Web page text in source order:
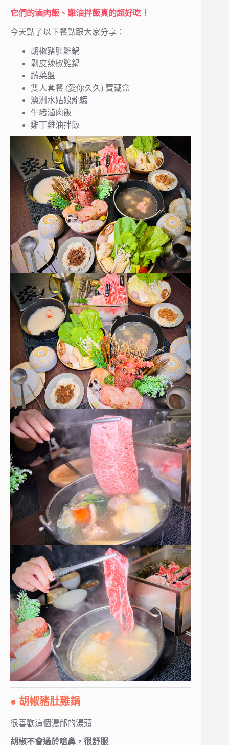
它們的滷肉飯、雞油拌飯真的超好吃！
今天點了以下餐點跟大家分享：
胡椒豬肚雞鍋
剝皮辣椒雞鍋
蔬菜盤
雙人套餐 (愛你久久) 寶藏盒
澳洲水姑娘龍蝦
牛豬滷肉飯
雞丁雞油拌飯
● 胡椒豬肚雞鍋
很喜歡這個濃郁的湯頭
胡椒不會過於嗆鼻，很舒服